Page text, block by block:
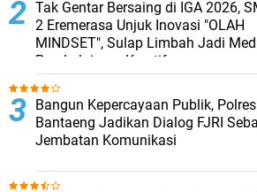
Tak Gentar Bersaing di IGA 2026,
2 Eremerasa Unjuk Inovasi "OLAH
MINDSET", Sulap Limbah Jadi
Pembelajaran Kreatif
Bangun Kepercayaan Publik, Polres
Bantaeng Jadikan Dialog FJRI
Jembatan Komunikasi